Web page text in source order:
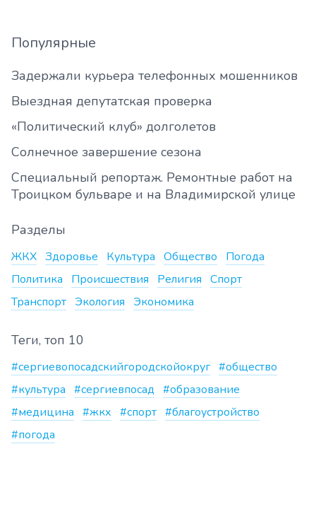
Популярные
Задержали курьера телефонных мошенников
Выездная депутатская проверка
«Политический клуб» долголетов
Солнечное завершение сезона
Специальный репортаж. Ремонтные работ на
Троицком бульваре и на Владимирской улице
Разделы
ЖКХ Здоровье Культура Общество
Погода
Политика
Происшествия Религия Спорт
Транспорт Экология Экономика
Теги, топ 10
#сергиевопосадскийгородскойокруг #общество
#культура #сергиевпосад #образование
#медицина #жкх #спорт #благоустройство
#погода